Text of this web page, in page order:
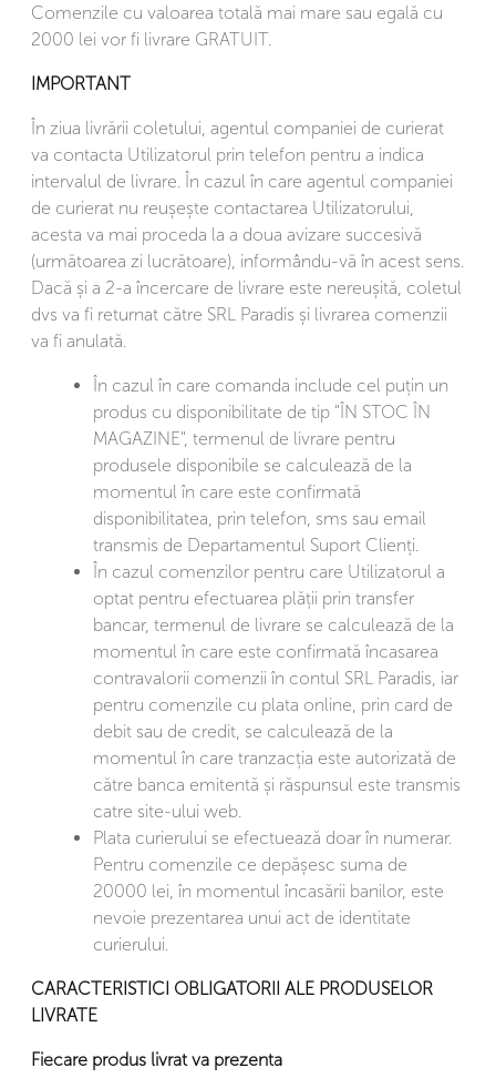
Comenzile cu valoarea totală mai mare sau egală cu
2000 lei vor fi livrare GRATUIT.
IMPORTANT
În ziua livrării coletului, agentul companiei de curierat
va contacta Utilizatorul prin telefon pentru a indica
intervalul de livrare. În cazul în care agentul companiei
de curierat nu reușește contactarea Utilizatorului,
acesta va mai proceda la a doua avizare succesivă
(următoarea zi lucrătoare), informându-vă în acest sens.
Dacă și a 2-a încercare de livrare este nereușită, coletul
dvs va fi returnat către SRL Paradis și livrarea comenzii
va fi anulată.
În cazul în care comanda include cel puțin un
produs cu disponibilitate de tip "ÎN STOC ÎN
MAGAZINE", termenul de livrare pentru
produsele disponibile se calculează de la
momentul în care este confirmată
disponibilitatea, prin telefon, sms sau email
transmis de Departamentul Suport Clienți.
În cazul comenzilor pentru care Utilizatorul a
optat pentru efectuarea plății prin transfer
bancar, termenul de livrare se calculează de la
momentul în care este confirmată încasarea
contravalorii comenzii în contul SRL Paradis, iar
pentru comenzile cu plata online, prin card de
debit sau de credit, se calculează de la
momentul în care tranzacția este autorizată de
către banca emitentă și răspunsul este transmis
catre site-ului web.
Plata curierului se efectuează doar în numerar.
Pentru comenzile ce depășesc suma de
20000 lei, în momentul încasării banilor, este
nevoie prezentarea unui act de identitate
curierului.
CARACTERISTICI OBLIGATORII ALE PRODUSELOR
LIVRATE
Fiecare produs livrat va prezenta